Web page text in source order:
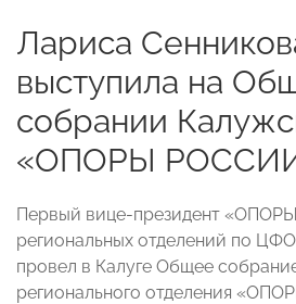
Лариса
выступила на
собрании
«ОПОРЫ
Первый вице-президент
региональных отделений по ЦФО
провел в Калуге Общее
регионального отделения